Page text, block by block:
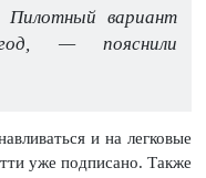
Пилотный вариант
— пояснили
и на легковые
уже подписано. Также